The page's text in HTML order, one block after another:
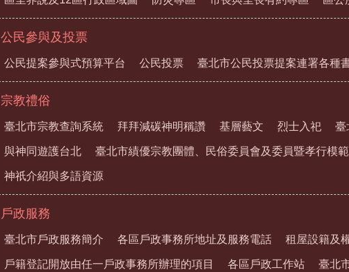
公民參與及投票
公民提案參與式預算平台 公民投票 臺北市公民投票提案連署各種
宗教禮俗
臺北市宗教查詢系統 拜拜減碳神明稱讚 基層藝文 烈士入祀 臺
與神同遊護台北 臺北市績優宗教團體、民俗委員會及委員暨孝行模
神祇介紹與多語資源
戶政服務
臺北市戶政服務簡介 各區戶政事務所地址及服務電話 租屋設籍及
戶籍登記開放由任一戶政事務所辦理的項目 各區戶政工作站 臺北